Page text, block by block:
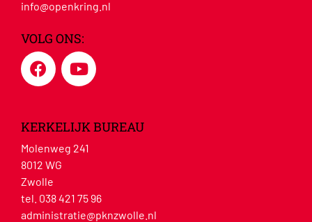
info@openkring.nl
VOLG ONS:
KERKELIJK BUREAU
Molenweg 241
8012 WG
Zwolle
tel. 038 421 75 96
administratie@pknzwolle.nl